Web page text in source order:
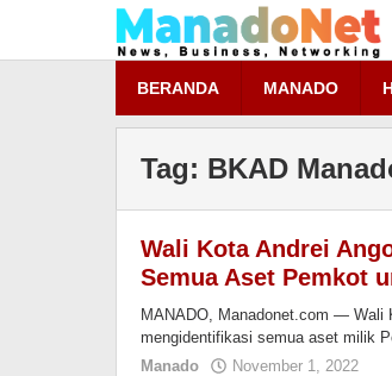
konten
BERANDA MANADO
Tag: BKAD
Wali Kota Andrei
Semua Aset Pemkot
MANADO, Manadonet.com — Wali
mengidentifikasi semua aset milik
Manado
November 1, 2022